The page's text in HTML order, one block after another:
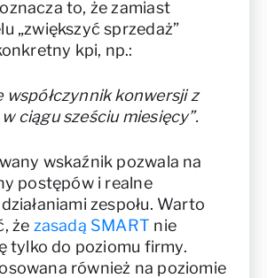
to, że zamiast
„zwiększyć sprzedaż”
kpi, np.:
współczynnik konwersji z
ciągu sześciu miesięcy”.
wskaźnik pozwala na
postępów i realne
zespołu. Warto
że zasadą SMART nie
tylko do poziomu firmy.
również na poziomie